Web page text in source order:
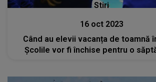
Stiri
16 oct 2023
Când au elevii vacanța de toamnă
Școlile vor fi închise pentru o